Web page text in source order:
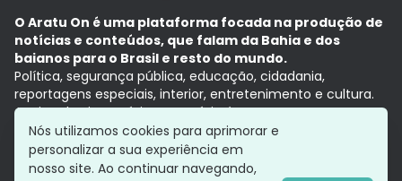
O Aratu On é uma plataforma focada na produção de
notícias e conteúdos, que falam da Bahia e dos
baianos para o Brasil e resto do mundo.
Política, segurança pública, educação, cidadania,
reportagens especiais, interior, entretenimento e cultura.
Aqui, tudo vira notícia e a notícia é no tempo presente,
com a credibilidade do Grupo Aratu.
Grupo Aratu
Política de privacidade
Nós utilizamos cookies para aprimorar e
personalizar a sua experiência em
nosso site. Ao continuar navegando,